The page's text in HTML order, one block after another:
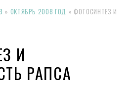
» ОКТЯБРЬ 2008 ГОД » ФОТОСИНТЕЗ И
И
РАПСА